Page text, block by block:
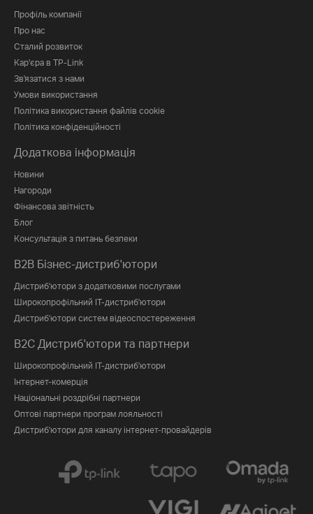
Профіль компанії
Про нас
Сталий розвиток
Кар'єра в TP-Link
Зв'язатися з нами
Умови використання
Політика використання файлів cookie
Політика конфіденційності
Додаткова інформація
Новини
Нагороди
Фінансова звітність
Блог
Консультація з питань безпеки
B2B Бізнес-дистриб'ютори
Дистриб'ютори з додатковими послугами
Широкопрофільний IT-дистриб'ютори
Дистриб'ютори систем відеоспостереження
B2C Дистриб'ютори та партнери
Широкопрофільний IT-дистриб'ютори
Інтернет-комерція
Національні роздрібні партнери
Оптові партнери програм лояльності
Дистриб'ютори для каналу інтернет-провайдерів